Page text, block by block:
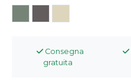
Consegna
gratuita